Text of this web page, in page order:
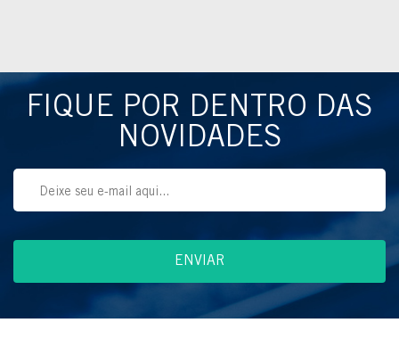
FIQUE POR DENTRO DAS
NOVIDADES